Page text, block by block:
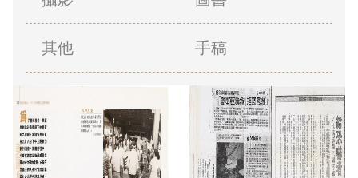
其他 手稿